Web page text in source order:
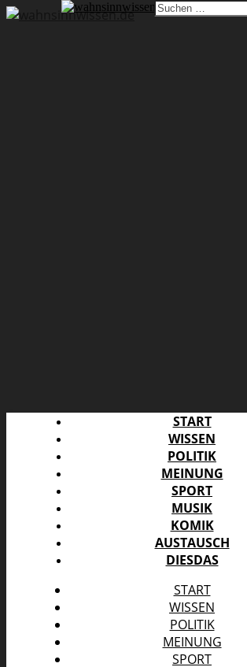
START
WISSEN
POLITIK
MEINUNG
SPORT
MUSIK
KOMIK
AUSTAUSCH
DIESDAS
START
WISSEN
POLITIK
MEINUNG
SPORT